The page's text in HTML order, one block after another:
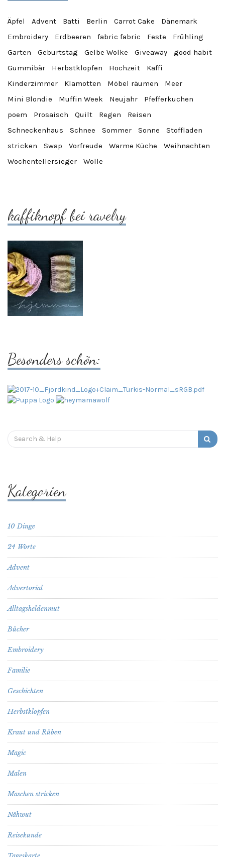
Äpfel Advent Batti Berlin Carrot Cake
Dänemark
Embroidery
Erdbeeren fabric fabric Feste
Frühling
Garten
Geburtstag Gelbe Wolke Giveaway
good habit
Gummibär
Herbstklopfen Hochzeit
Kaffi
Kinderzimmer
Klamotten Möbel räumen
Meer
Mini Blondie
Muffin Week Neujahr
Pfefferkuchen
poem
Prosaisch Quilt Regen
Reisen
Schneckenhaus
Schnee Sommer Sonne
Stoffladen
stricken
Swap Vorfreude Warme Küche
Weihnachten
Wochentellersieger
Wolle
kaffiknopf bei ravelry
Besonders schön:
Search
for:
Kategorien
10 Dinge
24 Worte
Advent
Advertorial
Alltagsheldenmut
Bücher
Embroidery
Familie
Geschichten
Herbstklopfen
Kraut und Rüben
Magic
Malen
Maschen stricken
Nähwut
Reisekunde